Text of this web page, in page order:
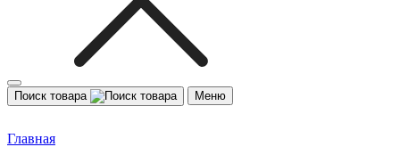
Поиск товара Меню
Главная